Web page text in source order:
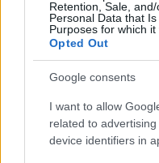
Retention, Sale,
Personal Data that
Purposes for which it
Opted Out
Google consents
I want to allow
related to
device identifiers in
Nem minden
annak látszik
Névvel visszaélni
megtalálható, ismert
nevét, esetleg rakd